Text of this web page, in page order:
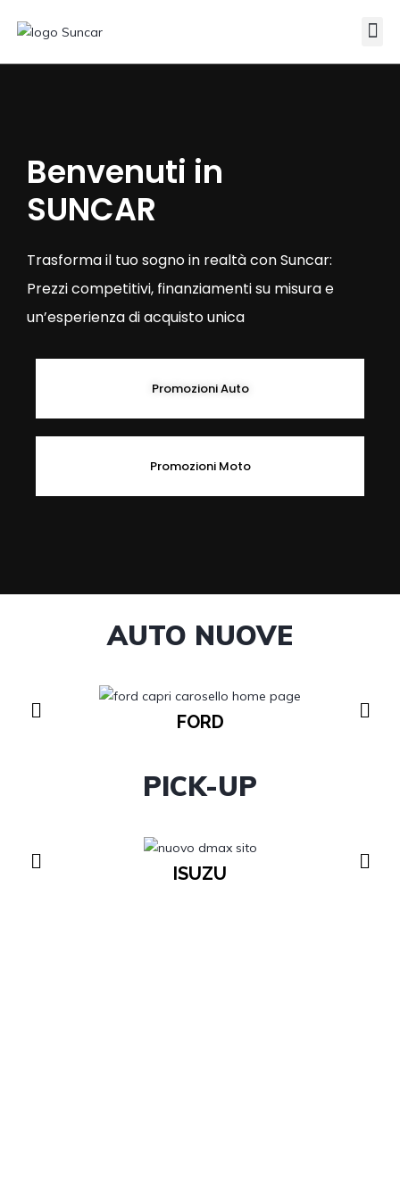
Benvenuti in
SUNCAR
Trasforma il tuo sogno in realtà con Suncar:
Prezzi competitivi, finanziamenti su misura e
un’esperienza di acquisto unica
Promozioni Auto
Promozioni Moto
AUTO NUOVE
FORD
PICK-UP
ISUZU